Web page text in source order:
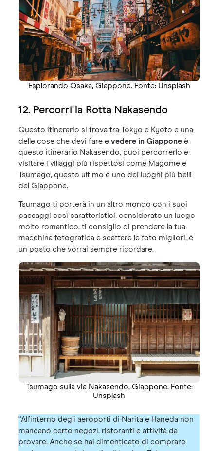
Esplorando Osaka, Giappone. Fonte: Unsplash
12. Percorri la Rotta Nakasendo
Questo itinerario si trova tra Tokyo e Kyoto e una
delle cose che devi fare e vedere in Giappone è
questo itinerario Nakasendo, puoi percorrerlo e
visitare i villaggi più rispettosi come Magome e
Tsumago, questo ultimo è uno dei luoghi più belli
del Giappone.
Tsumago ti porterà in un altro mondo con i suoi
paesaggi così caratteristici, considerato un luogo
molto romantico, ti consiglio di prendere la tua
macchina fotografica e scattare le foto migliori, è
un posto che vorrai sempre ricordare.
Tsumago sulla via Nakasendo, Giappone. Fonte:
Unsplash
“All’interno degli aeroporti di Narita e Haneda non
mancano certo negozi, ristoranti e attività da
provare. Anche se hai dimenticato di comprare